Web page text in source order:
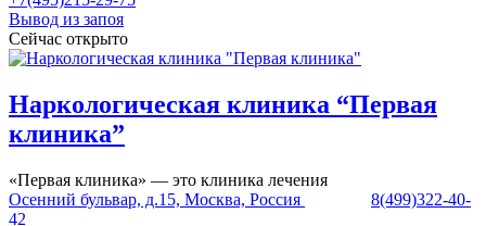
Вывод из запоя
Сейчас открыто
Наркологическая клиника “Первая
клиника”
«Первая клиника» — это клиника лечения
Осенний бульвар, д.15, Москва, Россия
8(499)322-40-
42